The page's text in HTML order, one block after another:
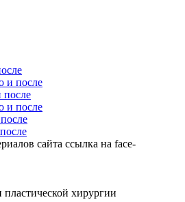
и после
после
и после
сайта ссылка на face-
хирургии